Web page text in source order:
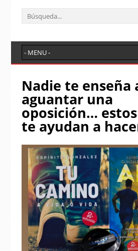
Nadie te enseña
aguantar una
oposición…
te ayudan a